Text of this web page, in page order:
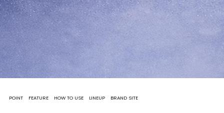
POINT FEATURE HOW TO USE LINEUP BRAND SITE